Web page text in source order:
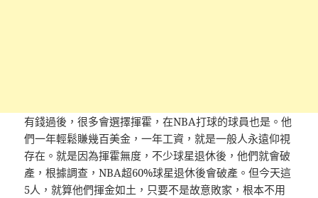
有錢過後，很多會選擇揮霍，在NBA打球的球員也是。他
們一年輕鬆賺幾百美金，一年工資，就是一般人永遠仰視
存在。就是因為揮霍無度，不少球星退休後，他們就會破
產，根據調查，NBA超60%球星退休後會破產。但今天這
5人，就算他們揮金如土，只要不是故意敗家，根本不用